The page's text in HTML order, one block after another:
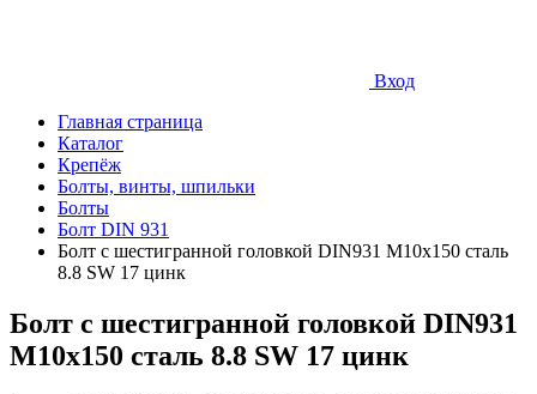
Вход
Главная страница
Каталог
Крепёж
Болты, винты, шпильки
Болты
Болт DIN 931
Болт с шестигранной головкой DIN931 М10х150 сталь
8.8 SW 17 цинк
Болт с шестигранной головкой DIN931
М10х150 сталь 8.8 SW 17 цинк